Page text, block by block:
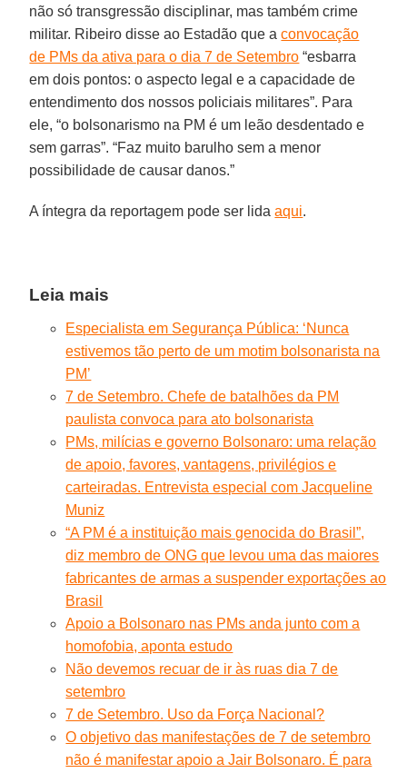
não só transgressão disciplinar, mas também crime
militar. Ribeiro disse ao Estadão que aconvocação
de PMs da ativa para o dia 7 de Setembro “esbarra
em dois pontos: o aspecto legal e a capacidade de
entendimento dos nossos policiais militares”. Para
ele, “o bolsonarismo na PM é um leão desdentado e
sem garras”. “Faz muito barulho sem a menor
possibilidade de causar danos.”
A íntegra da reportagem pode ser lidaaqui.
Leia mais
Especialista em Segurança Pública: ‘Nunca
estivemos tão perto de um motim bolsonarista na
PM’
7 de Setembro. Chefe de batalhões da PM
paulista convoca para ato bolsonarista
PMs, milícias e governo Bolsonaro: uma relação
de apoio, favores, vantagens, privilégios e
carteiradas. Entrevista especial com Jacqueline
Muniz
“A PM é a instituição mais genocida do Brasil”,
diz membro de ONG que levou uma das maiores
fabricantes de armas a suspender exportações ao
Brasil
Apoio a Bolsonaro nas PMs anda junto com a
homofobia, aponta estudo
Não devemos recuar de ir às ruas dia 7 de
setembro
7 de Setembro. Uso da Força Nacional?
O objetivo das manifestações de 7 de setembro
não é manifestar apoio a Jair Bolsonaro. É para